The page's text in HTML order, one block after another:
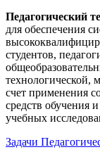
Педагогический
для обеспечения
студентов,
технологической,
счет применения
средств обучения
учебных
Задачи